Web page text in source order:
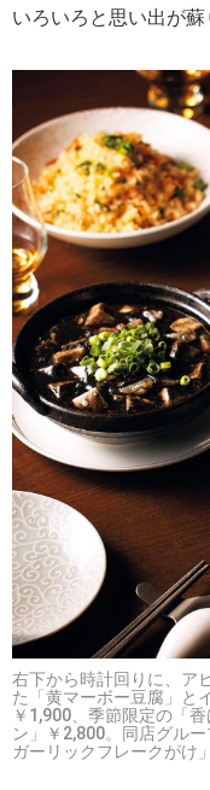
いろいろと思い出が蘇
右下から時計回りに、ア
た「黄マーボー豆腐」と
￥1,900、季節限定の「
ン」￥2,800。同店グル
ガーリックフレークがけ